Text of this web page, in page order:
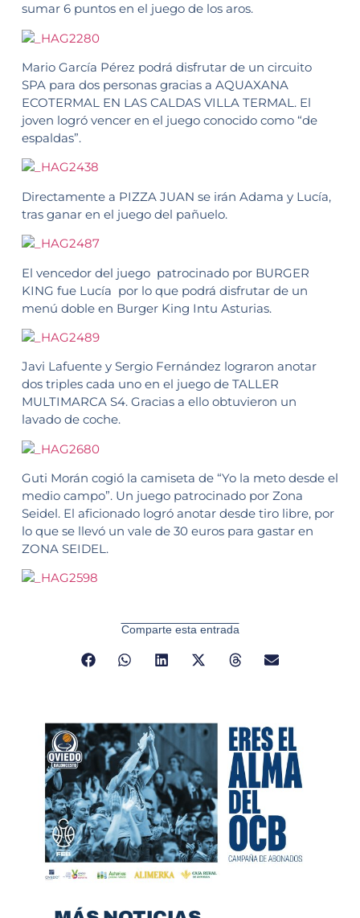
sumar 6 puntos en el juego de los aros.
Mario García Pérez podrá disfrutar de un circuito
SPA para dos personas gracias a AQUAXANA
ECOTERMAL EN LAS CALDAS VILLA TERMAL. El
joven logró vencer en el juego conocido como “de
espaldas”.
Directamente a PIZZA JUAN se irán Adama y Lucía,
tras ganar en el juego del pañuelo.
El vencedor del juego patrocinado por BURGER
KING fue Lucía por lo que podrá disfrutar de un
menú doble en Burger King Intu Asturias.
Javi Lafuente y Sergio Fernández lograron anotar
dos triples cada uno en el juego de TALLER
MULTIMARCA S4. Gracias a ello obtuvieron un
lavado de coche.
Guti Morán cogió la camiseta de “Yo la meto desde el
medio campo”. Un juego patrocinado por Zona
Seidel. El aficionado logró anotar desde tiro libre, por
lo que se llevó un vale de 30 euros para gastar en
ZONA SEIDEL.
Comparte esta entrada